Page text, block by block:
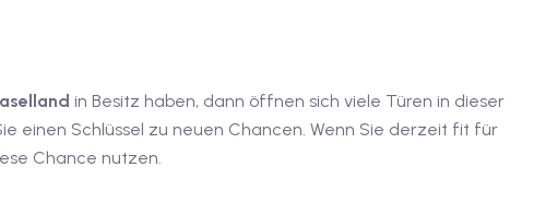
in Besitz haben, dann öffnen sich viele Türen in dieser
einen Schlüssel zu neuen Chancen. Wenn Sie derzeit fit für
Chance nutzen.